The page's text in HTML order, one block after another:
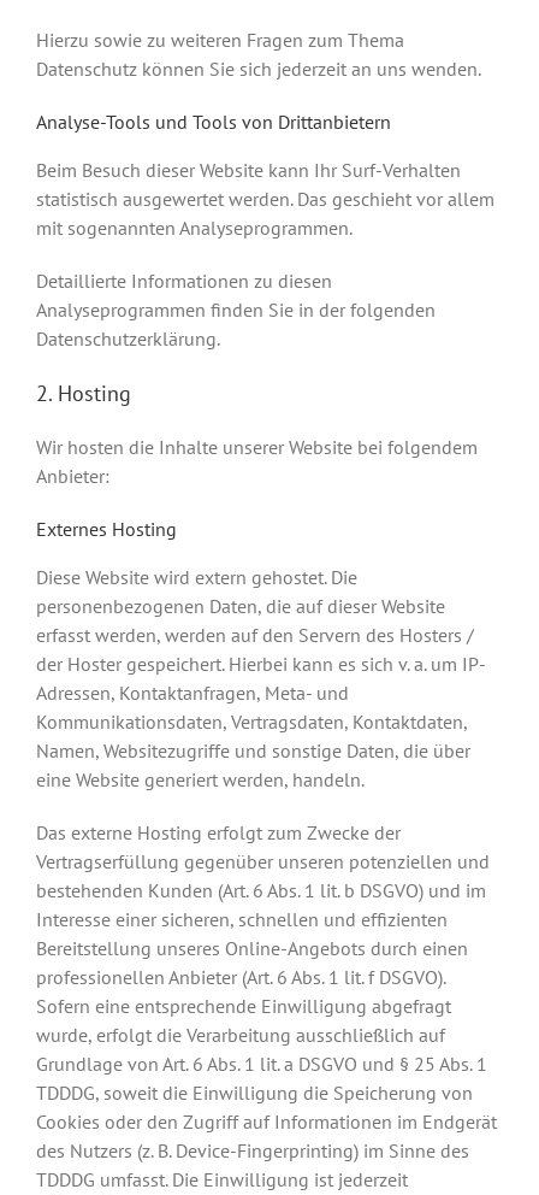
Hierzu sowie zu weiteren Fragen zum Thema
Datenschutz können Sie sich jederzeit an uns wenden.
Analyse-Tools und Tools von Dritt­anbietern
Beim Besuch dieser Website kann Ihr Surf-Verhalten
statistisch ausgewertet werden. Das geschieht vor allem
mit sogenannten Analyseprogrammen.
Detaillierte Informationen zu diesen
Analyseprogrammen finden Sie in der folgenden
Datenschutzerklärung.
2. Hosting
Wir hosten die Inhalte unserer Website bei folgendem
Anbieter:
Externes Hosting
Diese Website wird extern gehostet. Die
personenbezogenen Daten, die auf dieser Website
erfasst werden, werden auf den Servern des Hosters /
der Hoster gespeichert. Hierbei kann es sich v. a. um IP-
Adressen, Kontaktanfragen, Meta- und
Kommunikationsdaten, Vertragsdaten, Kontaktdaten,
Namen, Websitezugriffe und sonstige Daten, die über
eine Website generiert werden, handeln.
Das externe Hosting erfolgt zum Zwecke der
Vertragserfüllung gegenüber unseren potenziellen und
bestehenden Kunden (Art. 6 Abs. 1 lit. b DSGVO) und im
Interesse einer sicheren, schnellen und effizienten
Bereitstellung unseres Online-Angebots durch einen
professionellen Anbieter (Art. 6 Abs. 1 lit. f DSGVO).
Sofern eine entsprechende Einwilligung abgefragt
wurde, erfolgt die Verarbeitung ausschließlich auf
Grundlage von Art. 6 Abs. 1 lit. a DSGVO und § 25 Abs. 1
TDDDG, soweit die Einwilligung die Speicherung von
Cookies oder den Zugriff auf Informationen im Endgerät
des Nutzers (z. B. Device-Fingerprinting) im Sinne des
TDDDG umfasst. Die Einwilligung ist jederzeit